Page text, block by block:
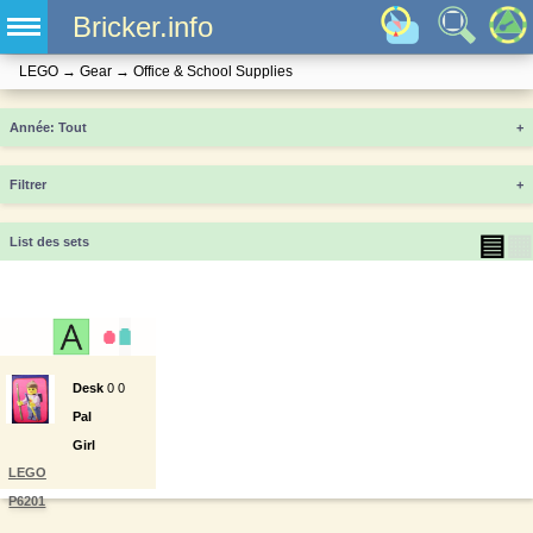
Bricker.info
LEGO → Gear → Office & School Supplies
Année +
Filtrer +
List des sets ▤
LEGO
P6201
Desk
Pal
Girl
00